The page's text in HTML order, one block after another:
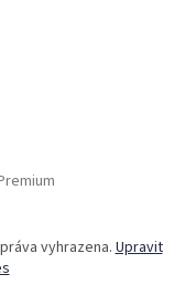
vyhrazena.Upravit